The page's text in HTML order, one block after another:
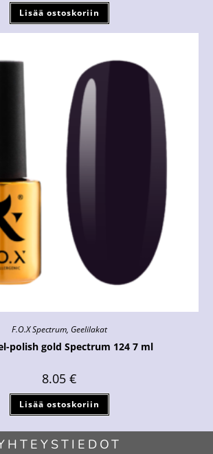
Lisää ostoskoriin
F.O.X Spectrum, Geelilakat
polish gold Spectrum 124 7 ml
8.05 €
Lisää ostoskoriin